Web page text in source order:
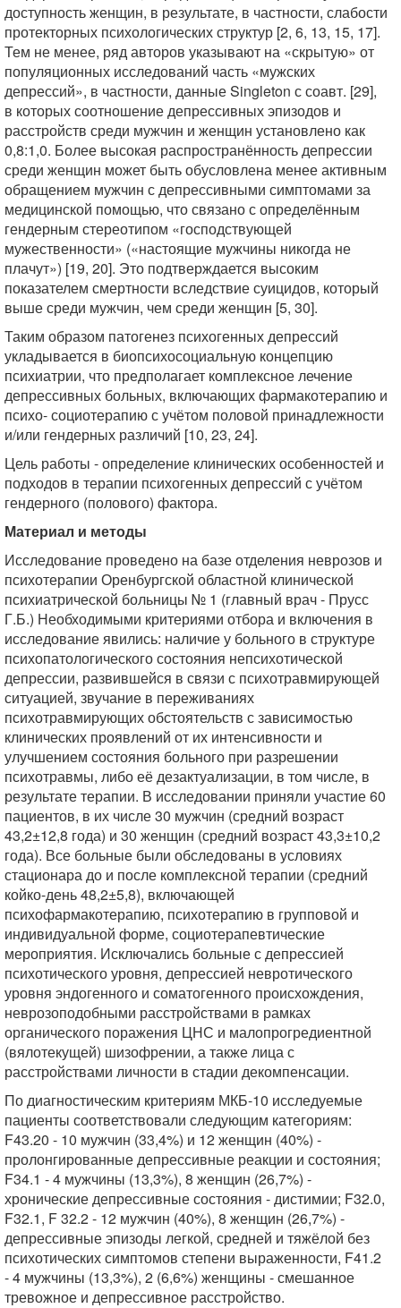
доступность женщин, в результате, в частности, слабости
протекторных психологических структур [2, 6, 13, 15, 17].
Тем не менее, ряд авторов указывают на «скрытую» от
популяционных исследований часть «мужских
депрессий», в частности, данные Singleton с соавт. [29],
в которых соотношение депрессивных эпизодов и
расстройств среди мужчин и женщин установлено как
0,8:1,0. Более высокая распространённость депрессии
среди женщин может быть обусловлена менее активным
обращением мужчин с депрессивными симптомами за
медицинской помощью, что связано с определённым
гендерным стереотипом «господствующей
мужественности» («настоящие мужчины никогда не
плачут») [19, 20]. Это подтверждается высоким
показателем смертности вследствие суицидов, который
выше среди мужчин, чем среди женщин [5, 30].
Таким образом патогенез психогенных депрессий
укладывается в биопсихосоциальную концепцию
психиатрии, что предполагает комплексное лечение
депрессивных больных, включающих фармакотерапию и
психо- социотерапию с учётом половой принадлежности
и/или гендерных различий [10, 23, 24].
Цель работы - определение клинических особенностей и
подходов в терапии психогенных депрессий с учётом
гендерного (полового) фактора.
Материал и методы
Исследование проведено на базе отделения неврозов и
психотерапии Оренбургской областной клинической
психиатрической больницы № 1 (главный врач - Прусс
Г.Б.) Необходимыми критериями отбора и включения в
исследование явились: наличие у больного в структуре
психопатологического состояния непсихотической
депрессии, развившейся в связи с психотравмирующей
ситуацией, звучание в переживаниях
психотравмирующих обстоятельств с зависимостью
клинических проявлений от их интенсивности и
улучшением состояния больного при разрешении
психотравмы, либо её дезактуализации, в том числе, в
результате терапии. В исследовании приняли участие 60
пациентов, в их числе 30 мужчин (средний возраст
43,2±12,8 года) и 30 женщин (средний возраст 43,3±10,2
года). Все больные были обследованы в условиях
стационара до и после комплексной терапии (средний
койко-день 48,2±5,8), включающей
психофармакотерапию, психотерапию в групповой и
индивидуальной форме, социотерапевтические
мероприятия. Исключались больные с депрессией
психотического уровня, депрессией невротического
уровня эндогенного и соматогенного происхождения,
неврозоподобными расстройствами в рамках
органического поражения ЦНС и малопрогредиентной
(вялотекущей) шизофрении, а также лица с
расстройствами личности в стадии декомпенсации.
По диагностическим критериям МКБ-10 исследуемые
пациенты соответствовали следующим категориям:
F43.20 - 10 мужчин (33,4%) и 12 женщин (40%) -
пролонгированные депрессивные реакции и состояния;
F34.1 - 4 мужчины (13,3%), 8 женщин (26,7%) -
хронические депрессивные состояния - дистимии; F32.0,
F32.1, F 32.2 - 12 мужчин (40%), 8 женщин (26,7%) -
депрессивные эпизоды легкой, средней и тяжёлой без
психотических симптомов степени выраженности, F41.2
- 4 мужчины (13,3%), 2 (6,6%) женщины - смешанное
тревожное и депрессивное расстройство.